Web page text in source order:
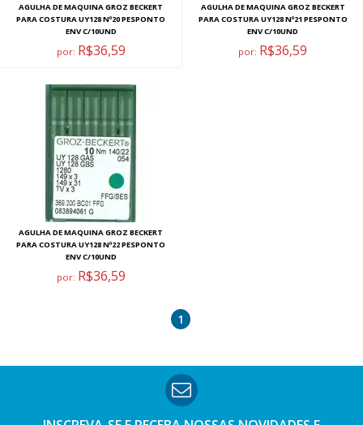
AGULHA DE MAQUINA GROZ BECKERT
PARA COSTURA UY128 Nº20 PESPONTO
ENV C/10UND
por: R$36,59
AGULHA DE MAQUINA GROZ BECKERT
PARA COSTURA UY128 Nº21 PESPONTO
ENV C/10UND
por: R$36,59
AGULHA DE MAQUINA GROZ BECKERT
PARA COSTURA UY128 Nº22 PESPONTO
ENV C/10UND
por: R$36,59
1